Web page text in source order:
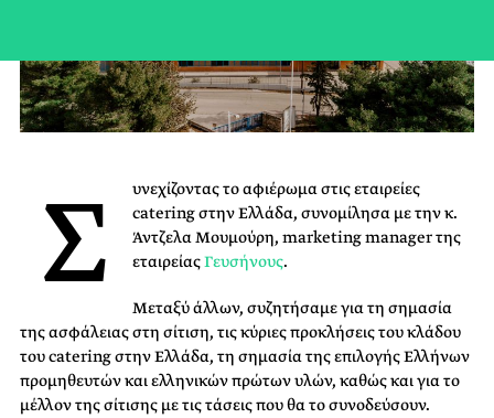
Σ
υνεχίζοντας το αφιέρωμα στις εταιρείες
catering στην Ελλάδα, συνομίλησα με την κ.
Άντζελα Μουμούρη, marketing manager της
εταιρείαςΓευσήνους.
Μεταξύ άλλων, συζητήσαμε για τη σημασία
της ασφάλειας στη σίτιση, τις κύριες προκλήσεις του κλάδου
του catering στην Ελλάδα, τη σημασία της επιλογής Ελλήνων
προμηθευτών και ελληνικών πρώτων υλών, καθώς και για το
μέλλον της σίτισης με τις τάσεις που θα το συνοδεύσουν.